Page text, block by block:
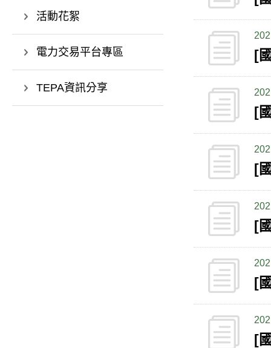
活動花絮
電力交易平台專區
TEPA資訊分享
[
[